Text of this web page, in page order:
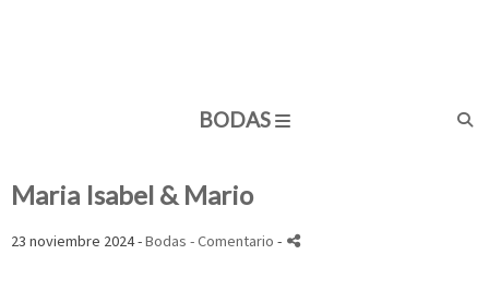
BODAS
Maria Isabel & Mario
23 noviembre 2024 -Bodas - Comentario -